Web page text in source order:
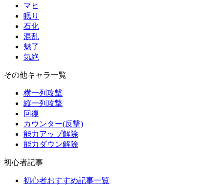
マヒ
眠り
石化
混乱
魅了
気絶
その他キャラ一覧
横一列攻撃
縦一列攻撃
回復
カウンター(反撃)
能力アップ解除
能力ダウン解除
初心者記事
初心者おすすめ記事一覧